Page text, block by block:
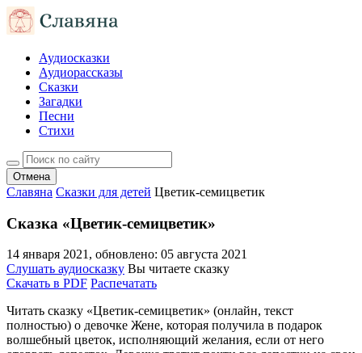
Аудиосказки
Аудиорассказы
Сказки
Загадки
Песни
Стихи
Отмена
Славяна Сказки для детей Цветик-семицветик
Сказка «Цветик-семицветик»
14 января 2021, обновлено: 05 августа 2021
Слушать аудиосказку Вы читаете сказку
Скачать в PDF Распечатать
Читать сказку «Цветик-семицветик» (онлайн, текст
полностью) о девочке Жене, которая получила в подарок
волшебный цветок, исполняющий желания, если от него